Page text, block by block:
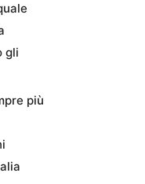
gli
più